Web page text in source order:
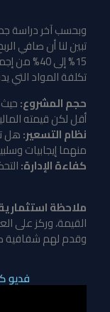
وبحسب آخر دراسة
تبين لنا أن صافي
15% إلى
تكلفة المواد
حجم المشروع:
أقل لكن قيمته
نظام التسعير:هل
منهما إيجابيات
كفاءة الإدارة:
ملاحظة
القيمة، وركز على
وقدم لهم شفافية
فديو